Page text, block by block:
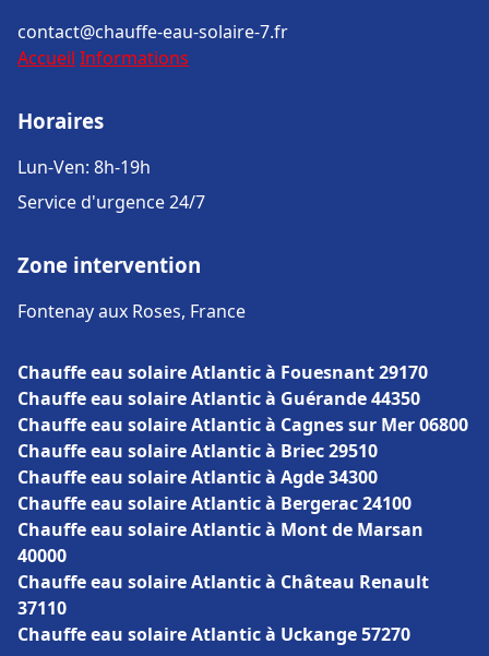
contact@chauffe-eau-solaire-7.fr
Accueil Informations
Horaires
Lun-Ven: 8h-19h
Service d'urgence 24/7
Zone intervention
Fontenay aux Roses, France
Chauffe eau solaire Atlantic à Fouesnant 29170
Chauffe eau solaire Atlantic à Guérande 44350
Chauffe eau solaire Atlantic à Cagnes sur Mer 06800
Chauffe eau solaire Atlantic à Briec 29510
Chauffe eau solaire Atlantic à Agde 34300
Chauffe eau solaire Atlantic à Bergerac 24100
Chauffe eau solaire Atlantic à Mont de Marsan
40000
Chauffe eau solaire Atlantic à Château Renault
37110
Chauffe eau solaire Atlantic à Uckange 57270